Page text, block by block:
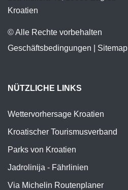
Kroatien
© Alle Rechte vorbehalten
Geschäftsbedingungen
Sitemap
NÜTZLICHE LINKS
Wettervorhersage Kroatien
Kroatischer Tourismusverband
Parks von Kroatien
Jadrolinija - Fährlinien
Via Michelin Routenplaner